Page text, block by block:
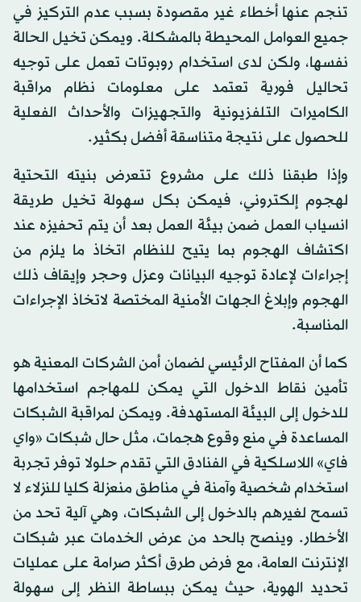
تنجم عنها أخطاء غير مقصودة بسبب عدم التركيز في
جميع العوامل المحيطة بالمشكلة. ويمكن تخيل الحالة
نفسها، ولكن لدى استخدام روبوتات تعمل على توجيه
تحاليل فورية تعتمد على معلومات نظام مراقبة
الكاميرات التلفزيونية والتجهيزات والأحداث الفعلية
للحصول على نتيجة متناسقة أفضل بكثير.
وإذا طبقنا ذلك على مشروع تتعرض بنيته التحتية
لهجوم إلكتروني، فيمكن بكل سهولة تخيل طريقة
انسياب العمل ضمن بيئة العمل بعد أن يتم تحفيزه عند
اكتشاف الهجوم بما يتيح للنظام اتخاذ ما يلزم من
إجراءات لإعادة توجيه البيانات وعزل وحجر وإيقاف ذلك
الهجوم وإبلاغ الجهات الأمنية المختصة لاتخاذ الإجراءات
المناسبة.
كما أن المفتاح الرئيسي لضمان أمن الشركات المعنية هو
تأمين نقاط الدخول التي يمكن للمهاجم استخدامها
للدخول إلى البيئة المستهدفة. ويمكن لمراقبة الشبكات
المساعدة في منع وقوع هجمات، مثل حال شبكات «واي
فاي» اللاسلكية في الفنادق التي تقدم حلولا توفر تجربة
استخدام شخصية وآمنة في مناطق منعزلة كليا للنزلاء لا
تسمح لغيرهم بالدخول إلى الشبكات، وهي آلية تحد من
الأخطار. وينصح بالحد من عرض الخدمات عبر شبكات
الإنترنت العامة، مع فرض طرق أكثر صرامة على عمليات
تحديد الهوية، حيث يمكن ببساطة النظر إلى سهولة